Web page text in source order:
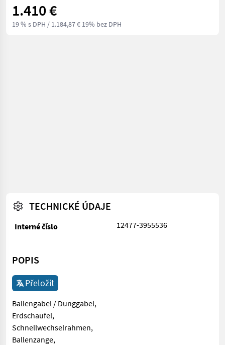
1.410 €
19 % s DPH / 1.184,87 € 19% bez DPH
TECHNICKÉ ÚDAJE
Interné číslo 12477-3955536
POPIS
Přeložit
Ballengabel / Dunggabel,
Erdschaufel,
Schnellwechselrahmen,
Ballenzange,